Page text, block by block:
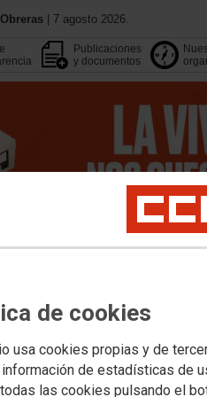
de cookies
usa cookies propias y de
de estadísticas de
las cookies pulsando el
| 7 agosto 2026.
Publicaciones
y documentos
Estudios Formación
de las secretarías Internacional